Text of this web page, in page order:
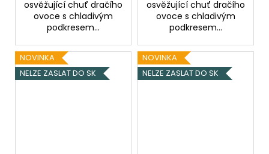
osvěžující chuť dračího
ovoce s chladivým
podkresem...
osvěžující chuť dračího
ovoce s chladivým
podkresem...
NOVINKA
NELZE ZASLAT DO SK
NOVINKA
NELZE ZASLAT DO SK